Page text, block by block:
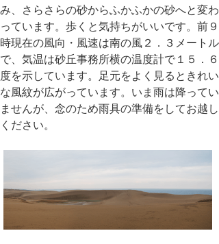
み、さらさらの砂からふかふかの砂へと変わ
っています。歩くと気持ちがいいです。前９
時現在の風向・風速は南の風２．３メートル
で、気温は砂丘事務所横の温度計で１５．６
度を示しています。足元をよく見るときれい
な風紋が広がっています。いま雨は降ってい
ませんが、念のため雨具の準備をしてお越し
ください。